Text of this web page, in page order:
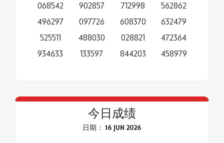
068542
496297
525511
934633
902857
097726
488030
133597
712998
608370
028821
844203
562862
632479
472364
458979
今日成绩
日期： 16 JUN 2026